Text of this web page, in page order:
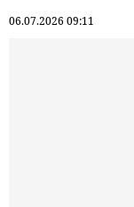
06.07.2026 09:11